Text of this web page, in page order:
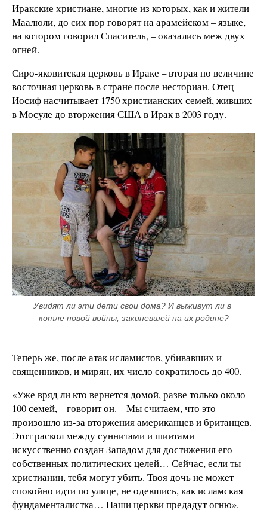
Иракские христиане, многие из которых, как и жители
Маалюли, до сих пор говорят на арамейском – языке,
на котором говорил Спаситель, – оказались меж двух
огней.
Сиро-яковитская церковь в Ираке – вторая по величине
восточная церковь в стране после несториан. Отец
Иосиф насчитывает 1750 христианских семей, живших
в Мосуле до вторжения США в Ирак в 2003 году.
Увидят ли эти дети свои дома? И выживут ли в
котле новой войны, закипевшей на их родине?
Теперь же, после атак исламистов, убивавших и
священников, и мирян, их число сократилось до 400.
«Уже вряд ли кто вернется домой, разве только около
100 семей, – говорит он. – Мы считаем, что это
произошло из-за вторжения американцев и британцев.
Этот раскол между суннитами и шиитами
искусственно создан Западом для достижения его
собственных политических целей… Сейчас, если ты
христианин, тебя могут убить. Твоя дочь не может
спокойно идти по улице, не одевшись, как исламская
фундаменталистка… Наши церкви предадут огню».